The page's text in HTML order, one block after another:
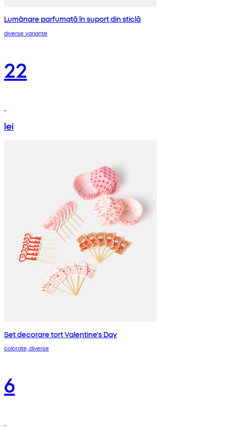
Lumânare parfumată în suport din sticlă
diverse variante
22
lei
Set decorare tort Valentine's Day
colorate, diverse
6